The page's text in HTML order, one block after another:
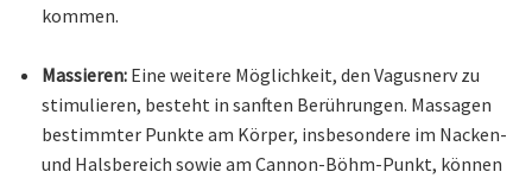
kommen.
Massieren: Eine weitere Möglichkeit, den Vagusnerv zu
stimulieren, besteht in sanften Berührungen. Massagen
bestimmter Punkte am Körper, insbesondere im Nacken-
und Halsbereich sowie am Cannon-Böhm-Punkt, können